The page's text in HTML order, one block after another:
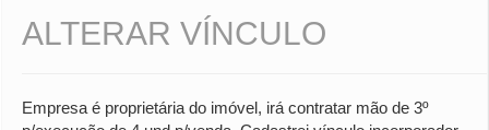
ALTERAR VÍNCULO
Empresa é proprietária do imóvel, irá contratar mão de 3º